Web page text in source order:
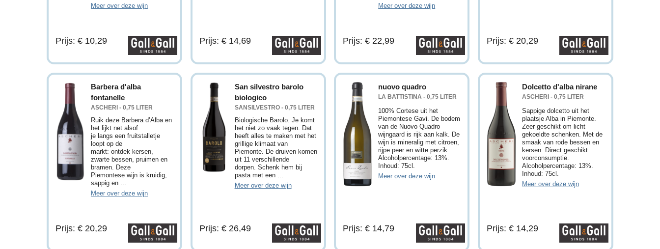
Meer over deze wijn
Prijs: € 10,29 Prijs: € 14,69
Meer over deze wijn
Prijs: € 22,99 Prijs: € 20,29
Barbera d'alba
fontanelle
ASCHERI - 0,75 LITER
Ruik deze Barbera d’Alba en
het lijkt net alsof
je langs een fruitstalletje
loopt op de
markt: ontdek kersen,
zwarte bessen, pruimen en
bramen. Deze
Piemontese wijn is kruidig,
sappig en ...
Meer over deze wijn
Prijs: € 20,29
San silvestro barolo
biologico
SANSILVESTRO - 0,75 LITER
Biologische Barolo. Je komt
het niet zo vaak tegen. Dat
heeft alles te maken met het
grillige klimaat van
Piemonte. De druiven komen
uit 11 verschillende
dorpen. Schenk hem bij
pasta met een ...
Meer over deze wijn
Prijs: € 26,49
nuovo quadro
LA BATTISTINA - 0,75 LITER
100% Cortese uit het
Piemontese Gavi. De bodem
van de Nuovo Quadro
wijngaard is rijk aan kalk. De
wijn is mineralig met citroen,
rijpe peer en witte perzik.
Alcoholpercentage: 13%.
Inhoud: 75cl.
Meer over deze wijn
Prijs: € 14,79
Dolcetto d'alba nirane
ASCHERI - 0,75 LITER
Sappige dolcetto uit het
plaatsje Alba in Piemonte.
Zeer geschikt om licht
gekoeldte schenken. Met de
smaak van rode bessen en
kersen. Direct geschikt
voorconsumptie.
Alcoholpercentage: 13%.
Inhoud: 75cl.
Meer over deze wijn
Prijs: € 14,29